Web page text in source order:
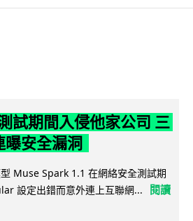
試期間入侵他家公司 三
曝安全漏洞
Muse Spark 1.1 在網絡安全測試期
設定出錯而意外連上互聯網...
閱讀